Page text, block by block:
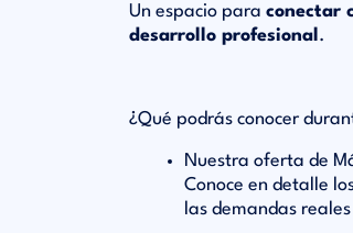
Un espacio para conectar
desarrollo profesional .
¿Qué podrás conocer
Nuestra oferta de
Conoce en detalle
las demandas